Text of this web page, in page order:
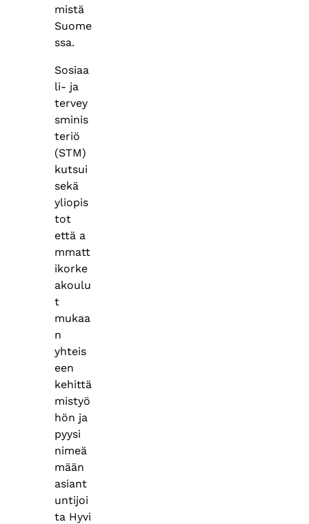
mistä
Suome
ssa.​
Sosiaa
li- ja
tervey
sminis
teriö
(STM)
kutsui
sekä
yliopis
tot
että a
mmatt
ikorke
akoulu
t
mukaa
n
yhteis
een
kehittä
mistyö
hön ja
pyysi
nimeä
mään
asiant
untijoi
ta Hyvi